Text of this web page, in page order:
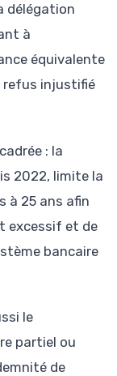
délégation
à
équivalente
refus injustifié
: la
2022, limite la
à 25 ans afin
excessif et de
bancaire
le
partiel ou
de